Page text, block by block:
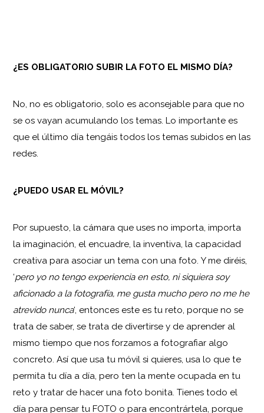
¿ES OBLIGATORIO SUBIR LA FOTO EL MISMO DÍA?
No, no es obligatorio, solo es aconsejable para que no
se os vayan acumulando los temas. Lo importante es
que el último día tengáis todos los temas subidos en las
redes.
¿PUEDO USAR EL MÓVIL?
Por supuesto, la cámara que uses no importa, importa
la imaginación, el encuadre, la inventiva, la capacidad
creativa para asociar un tema con una foto. Y me diréis,
‘pero yo no tengo experiencia en esto, ni siquiera soy
aficionado a la fotografía, me gusta mucho pero no me he
atrevido nunca‘, entonces este es tu reto, porque no se
trata de saber, se trata de divertirse y de aprender al
mismo tiempo que nos forzamos a fotografiar algo
concreto. Así que usa tu móvil si quieres, usa lo que te
permita tu día a día, pero ten la mente ocupada en tu
reto y tratar de hacer una foto bonita. Tienes todo el
día para pensar tu FOTO o para encontrártela, porque